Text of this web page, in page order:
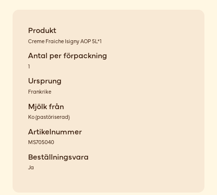
Produkt
Creme Fraiche Isigny AOP 5L*1
Antal per förpackning
1
Ursprung
Frankrike
Mjölk från
Ko(pastöriserad)
Artikelnummer
MS705040
Beställningsvara
Ja